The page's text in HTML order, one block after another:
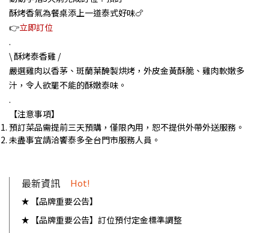
酥烤香氣為餐桌添上一道泰式好味🍗
👉立即訂位
.
\酥烤泰香雞 /
嚴選雞肉以香茅、斑蘭葉醃製烘烤，外皮金黃酥脆、雞肉軟嫩多
汁，令人欲罷不能的酥嫩泰味。
.
【注意事項】
預訂菜品需提前三天預購，僅限內用，恕不提供外帶外送服務。
未盡事宜請洽饗泰多全台門市服務人員。
最新資訊 Hot!
【品牌重要公告】
【品牌重要公告】訂位預付定金標準調整